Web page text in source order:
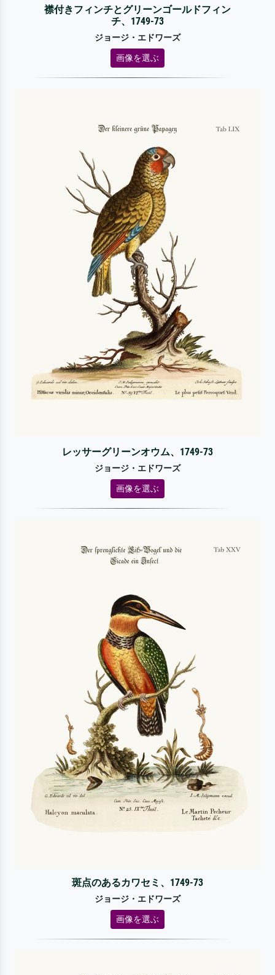
襟付きフィンチとグリーンゴールドフィン
チ、1749-73
ジョージ・エドワーズ
画像を選ぶ
レッサーグリーンオウム、1749-73
ジョージ・エドワーズ
画像を選ぶ
斑点のあるカワセミ、1749-73
ジョージ・エドワーズ
画像を選ぶ